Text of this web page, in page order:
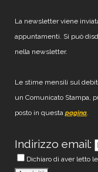
La newsletter viene
appuntamenti. Si può
nella newsletter.
Le stime mensili sul
un Comunicato Stampa,
posto in questa pagina.
Indirizzo email:
Dichiaro di aver letto